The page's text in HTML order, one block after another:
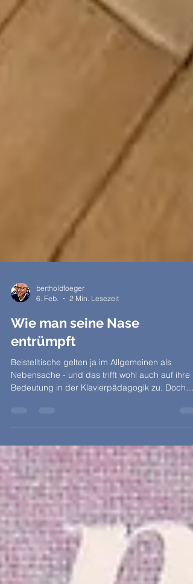
6. Feb.
2 Min. Lesezeit
Wie man seine Nase
entrümpft
Beistelltische gelten ja im Allgemeinen als
wohin mit den Gläsern und Tassen, aus denen
abzustellen, ist unvorstellbar. Weniger wegen
Lacks, der im Falle meines 1988er Pleyel-
aus stressresistentem Kunstharz besteht,
der Gefahr des Umschüttens wegen - die
Filzhämmer und Dämpfer erzeugen keinen
besseren Klang, wenn sie mit Earl